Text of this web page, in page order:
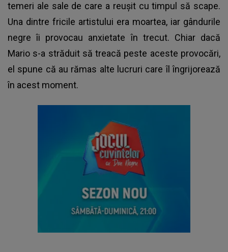
temeri ale sale de care a reușit cu timpul să scape.
Una dintre fricile artistului era moartea, iar gândurile
negre îi provocau anxietate în trecut. Chiar dacă
Mario s-a străduit să treacă peste aceste provocări,
el spune că au rămas alte lucruri care îl îngrijorează
în acest moment.